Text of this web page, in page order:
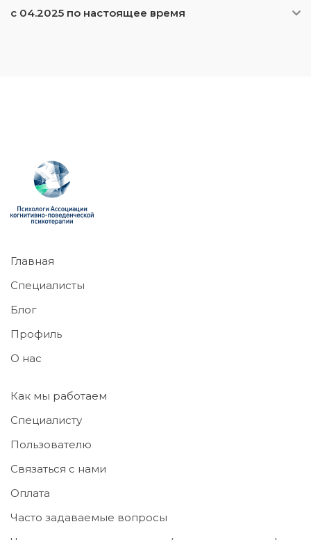
с 04.2025 по настоящее время
Главная
Специалисты
Блог
Профиль
О нас
Как мы работаем
Специалисту
Пользователю
Связаться с нами
Оплата
Часто задаваемые вопросы